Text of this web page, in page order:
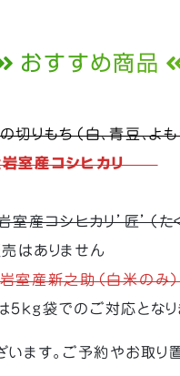
おすすめ商品
切りもち（白、青豆、よも
岩室産コシヒカリ
産コシヒカリ’匠’（た
はありません
室産新之助（白米のみ）
5kg袋でのご対応となり
ます。ご予約やお取り